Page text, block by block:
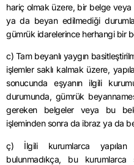
hariç olmak üzere, bir belge
ya da beyan edilmediği
gümrük idarelerince herhangi bir
c) Tam beyanlı yaygın
işlemler saklı kalmak üzere,
sonucunda eşyanın ilgili
durumunda, gümrük
gereken belgeler veya bu
işleminden sonra da ibraz ya da
ç) İlgili kurumlarca yapılan
bulunmadıkça, bu